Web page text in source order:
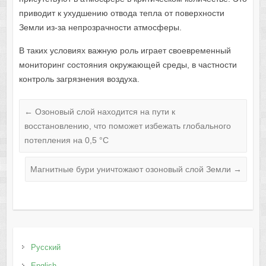
приводит к ухудшению отвода тепла от поверхности
Земли из-за непрозрачности атмосферы.
В таких условиях важную роль играет своевременный
мониторинг состояния окружающей среды, в частности
контроль загрязнения воздуха.
← Озоновый слой находится на пути к
восстановлению, что поможет избежать глобального
потепления на 0,5 °C
Магнитные бури уничтожают озоновый слой Земли →
Русский